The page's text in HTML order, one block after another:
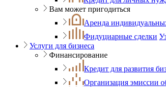
Вам может пригодиться
Аренда
Фидуциарные сделки
Услуги для бизнеса
Финансирование
Кредит для развития
Организация эмиссии